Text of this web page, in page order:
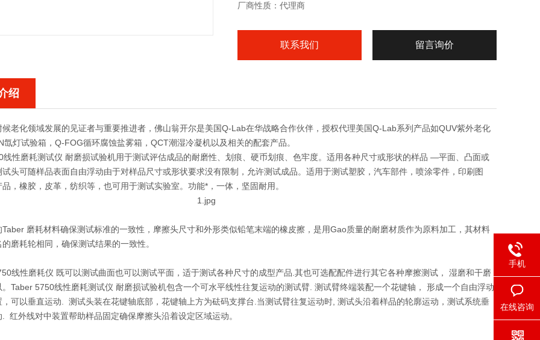
厂商性质：代理商
联系我们 留言询价
绍
候老化领域发展的见证者与重要推进者，佛山翁开尔是美国Q-Lab在华战略合作伙伴，授权代理美国Q-Lab系列产品如QUV紫外老化
氙灯试验箱，Q-FOG循环腐蚀盐雾箱，QCT潮湿冷凝机以及相关的配套产品。
线性磨耗测试仪 耐磨损试验机用于测试评估成品的耐磨性、划痕、硬币划痕、色牢度。适用各种尺寸或形状的样品 —平面、凸面或
头可随样品表面自由浮动由于对样品尺寸或形状要求没有限制，允许测试成品。适用于测试塑胶，汽车部件，喷涂零件，印刷图
，橡胶，皮革，纺织等，也可用于测试实验室。功能*，一体，坚固耐用。
Taber 磨耗材料确保测试标准的一致性，摩擦头尺寸和外形类似铅笔末端的橡皮擦，是用Gao质量的耐磨材质作为原料加工，其材料
磨耗轮相同，确保测试结果的一致性。
线性磨耗仪 既可以测试曲面也可以测试平面，适于测试各种尺寸的成型产品.其也可选配配件进行其它各种摩擦测试， 湿磨和干磨
Taber 5750线性磨耗测试仪 耐磨损试验机包含一个可水平线性往复运动的测试臂. 测试臂终端装配一个花键轴， 形成一个自由浮动
，可以垂直运动. 测试头装在花键轴底部，花键轴上方为砝码支撑台.当测试臂往复运动时, 测试头沿着样品的轮廓运动，测试系统垂
红外线对中装置帮助样品固定确保摩擦头沿着设定区域运动。
手机
在线咨询